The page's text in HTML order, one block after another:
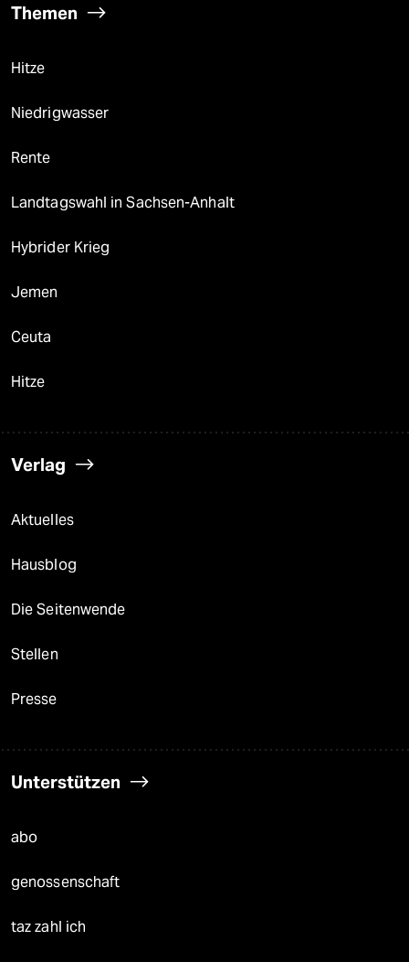
Themen
Hitze
Niedrigwasser
Rente
Landtagswahl in Sachsen-Anhalt
Hybrider Krieg
Jemen
Ceuta
Hitze
Verlag
Aktuelles
Hausblog
Die Seitenwende
Stellen
Presse
Unterstützen
abo
genossenschaft
taz zahl ich